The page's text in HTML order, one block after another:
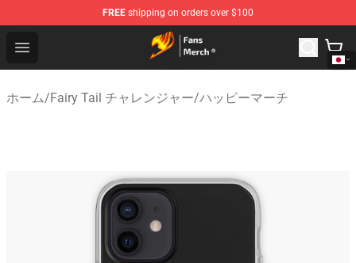
FREE shipping on orders over $100
Open menu
Fairy Tail Store - Official Fairy Tail Merchandise Shop
ホーム/Fairy Tail チャレンジャー/ハッピーマーチ